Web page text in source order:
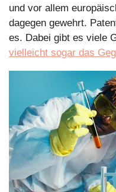
und vor allem
dagegen gewehrt.
es. Dabei gibt es viele
vielleicht sogar das